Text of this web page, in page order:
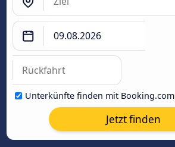
Unterkünfte finden mit Booking.com
Jetzt finden